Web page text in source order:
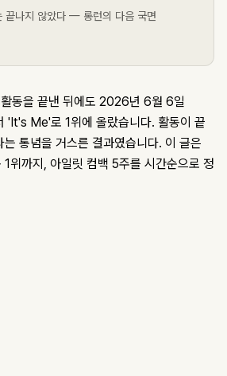
끝나지 않았다 — 롱런의 다음 국면
동을 끝낸 뒤에도 2026년 6월 6일
'It's Me'로 1위에 올랐습니다. 활동이 끝
통념을 거스른 결과였습니다. 이 글은
위까지, 아일릿 컴백 5주를 시간순으로 정